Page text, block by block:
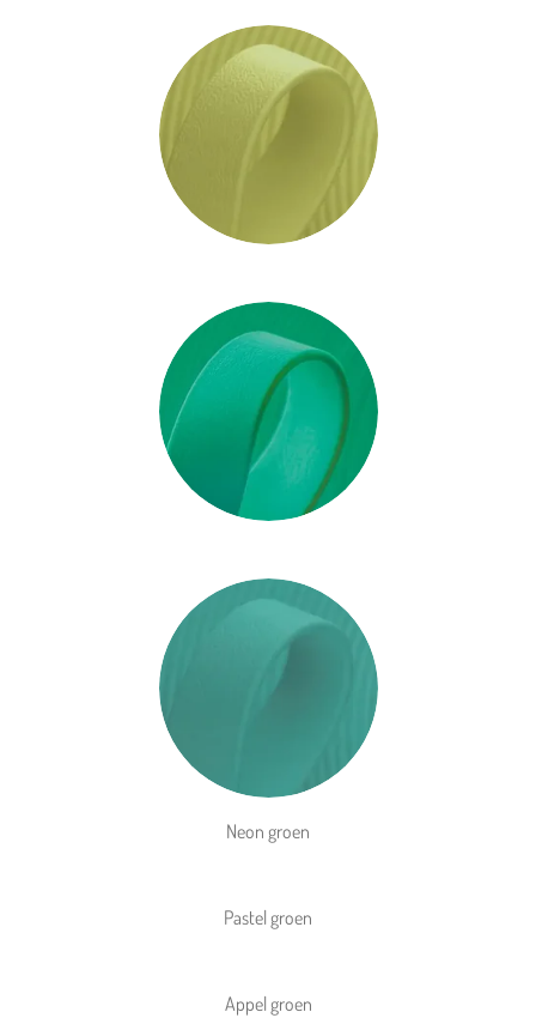
Neon groen
Pastel groen
Appel groen